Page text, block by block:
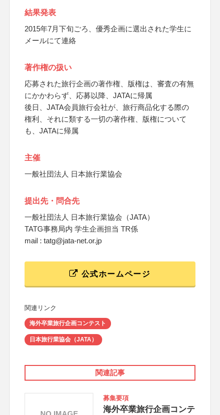
結果発表
2015年7月下旬ごろ、優秀企画に選出された学生に
メールにて連絡
著作権の扱い
応募された旅行企画の著作権、版権は、審査の有無
にかかわらず、応募以降、JATAに帰属
後日、JATA会員旅行会社が、旅行商品化する際の
権利、それに類する一切の著作権、版権について
も、JATAに帰属
主催
一般社団法人 日本旅行業協会
提出先・問合先
一般社団法人 日本旅行業協会（JATA）
TATG事務局内 学生企画担当 TR係
mail : tatg@jata-net.or.jp
公式ホームページ
関連リンク
海外卒業旅行企画コンテスト
日本旅行業協会（JATA）
関連記事
募集要項
海外卒業旅行企画コンテ